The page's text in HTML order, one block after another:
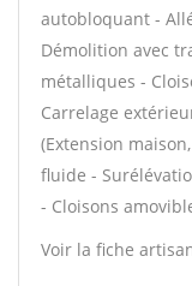
autobloquant -
Démolition avec
métalliques -
Carrelage
(Extension
fluide -
- Cloisons
Voir la fiche